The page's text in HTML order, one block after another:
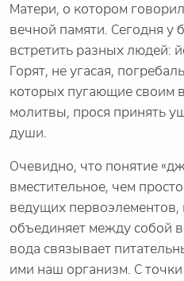
Матери, о котором
вечной памяти. Сегодня у
встретить разных людей:
Горят, не угасая,
которых пугающие своим
молитвы, прося принять
души.
Очевидно, что понятие
вместительное, чем
ведущих первоэлементов,
объединяет между собой
вода связывает
ими наш организм. С